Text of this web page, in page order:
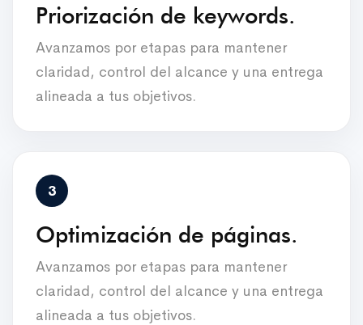
Priorización de keywords.
Avanzamos por etapas para mantener
claridad, control del alcance y una entrega
alineada a tus objetivos.
Optimización de páginas.
Avanzamos por etapas para mantener
claridad, control del alcance y una entrega
alineada a tus objetivos.